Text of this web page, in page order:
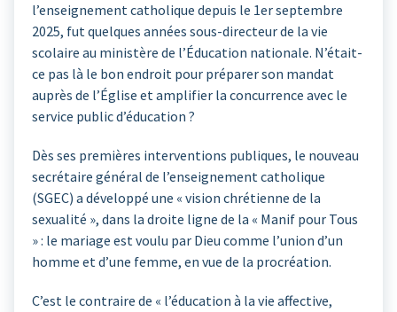
l’enseignement catholique depuis le 1er septembre
2025, fut quelques années sous-directeur de la vie
scolaire au ministère de l’Éducation nationale. N’était-
ce pas là le bon endroit pour préparer son mandat
auprès de l’Église et amplifier la concurrence avec le
service public d’éducation ?
Dès ses premières interventions publiques, le nouveau
secrétaire général de l’enseignement catholique
(SGEC) a développé une « vision chrétienne de la
sexualité », dans la droite ligne de la « Manif pour Tous
» : le mariage est voulu par Dieu comme l’union d’un
homme et d’une femme, en vue de la procréation.
C’est le contraire de « l’éducation à la vie affective,